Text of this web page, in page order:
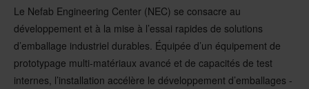
Le Nefab Engineering Center (NEC) se consacre au
développement et à la mise à l’essai rapides de solutions
d’emballage industriel durables. Équipée d’un équipement de
prototypage multi-matériaux avancé et de capacités de test
internes, l’installation accélère le développement d’emballages -